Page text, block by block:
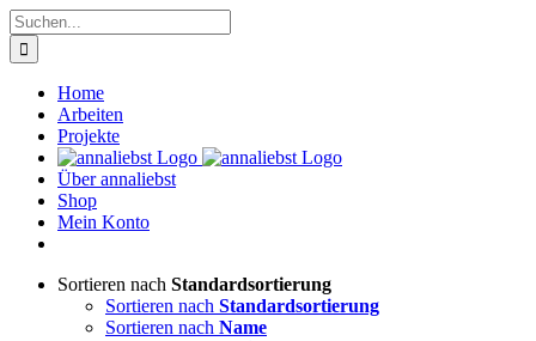
Zum
Inhalt
springen
Suche
nach:
Home
Arbeiten
Projekte
Über annaliebst
Shop
Mein Konto
Sortieren nach Standardsortierung
Sortieren nach Standardsortierung
Sortieren nach Name